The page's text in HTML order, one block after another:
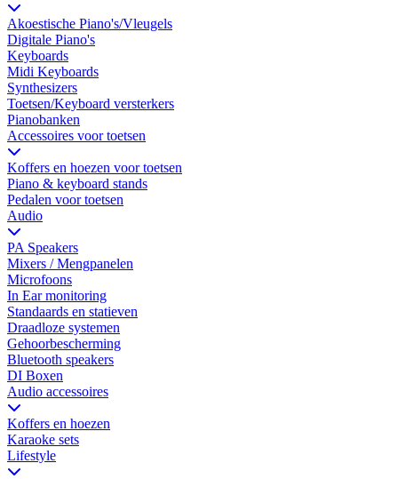
Akoestische Piano's/Vleugels
Digitale Piano's
Keyboards
Midi Keyboards
Synthesizers
Toetsen/Keyboard versterkers
Pianobanken
Accessoires voor toetsen
Koffers en hoezen voor toetsen
Piano & keyboard stands
Pedalen voor toetsen
Audio
PA Speakers
Mixers / Mengpanelen
Microfoons
In Ear monitoring
Standaards en statieven
Draadloze systemen
Gehoorbescherming
Bluetooth speakers
DI Boxen
Audio accessoires
Koffers en hoezen
Karaoke sets
Lifestyle